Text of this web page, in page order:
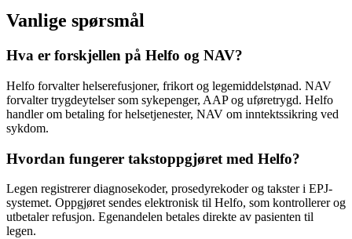
Vanlige spørsmål
Hva er forskjellen på Helfo og NAV?
Helfo forvalter helserefusjoner, frikort og legemiddelstønad. NAV
forvalter trygdeytelser som sykepenger, AAP og uføretrygd. Helfo
handler om betaling for helsetjenester, NAV om inntektssikring ved
sykdom.
Hvordan fungerer takstoppgjøret med Helfo?
Legen registrerer diagnosekoder, prosedyrekoder og takster i EPJ-
systemet. Oppgjøret sendes elektronisk til Helfo, som kontrollerer og
utbetaler refusjon. Egenandelen betales direkte av pasienten til
legen.